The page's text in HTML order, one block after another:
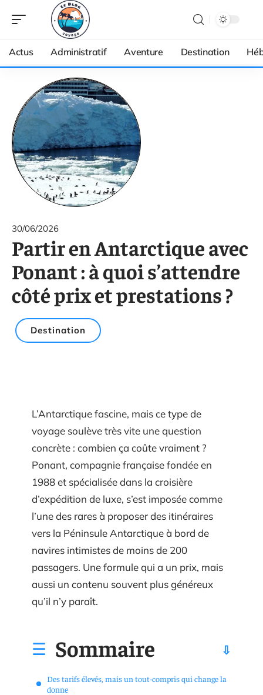
Actus Administratif Aventure Destination
30/06/2026
Partir en Antarctique avec
Ponant : à quoi s’attendre
côté prix et prestations ?
Destination
L’Antarctique fascine, mais ce type de
voyage soulève très vite une question
concrète : combien ça coûte vraiment ?
Ponant, compagnie française fondée en
1988 et spécialisée dans la croisière
d’expédition de luxe, s’est imposée comme
l’une des rares à proposer des itinéraires
vers la Péninsule Antarctique à bord de
navires intimistes de moins de 200
passagers. Une formule qui a un prix, mais
aussi un contenu souvent plus généreux
qu’il n’y paraît.
Sommaire
Des tarifs élevés, mais un tout-compris qui change la
donne